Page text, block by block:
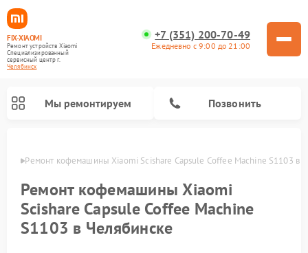
FIX-XIAOMI
Ремонт устройств Xiaomi
Специализированный
cервисный центр г.
Челябинск
+7 (351) 200-70-49
Ежедневно с 9:00 до 21:00
Мы ремонтируем Позвонить
Ремонт кофемашины Xiaomi Scishare Capsule Coffee Machine S1103 в
Ремонт кофемашины Xiaomi
Scishare Capsule Coffee Machine
S1103 в Челябинске